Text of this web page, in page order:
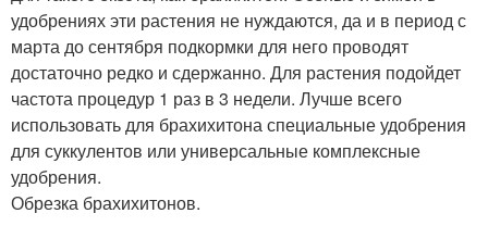
удобрениях эти растения не нуждаются, да и в период с
марта до сентября подкормки для него проводят
достаточно редко и сдержанно. Для растения подойдет
частота процедур 1 раз в 3 недели. Лучше всего
использовать для брахихитона специальные удобрения
для суккулентов или универсальные комплексные
удобрения.
Обрезка брахихитонов.